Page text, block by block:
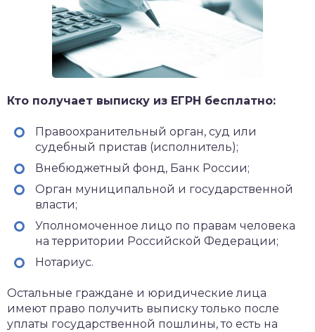
Кто получает выписку из ЕГРН бесплатно:
Правоохранительный орган, суд или
судебный пристав (исполнитель);
Внебюджетный фонд, Банк России;
Орган муниципальной и государственной
власти;
Уполномоченное лицо по правам человека
на территории Российской Федерации;
Нотариус.
Остальные граждане и юридические лица
имеют право получить выписку только после
уплаты государственной пошлины, то есть на